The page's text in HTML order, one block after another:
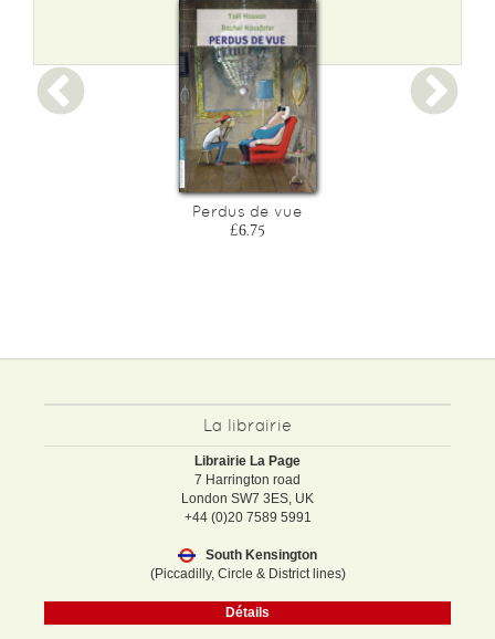
Perdus de vue
£6.75
La librairie
Librairie La Page
7 Harrington road
London SW7 3ES, UK
+44 (0)20 7589 5991
South Kensington
(Piccadilly, Circle & District lines)
Détails